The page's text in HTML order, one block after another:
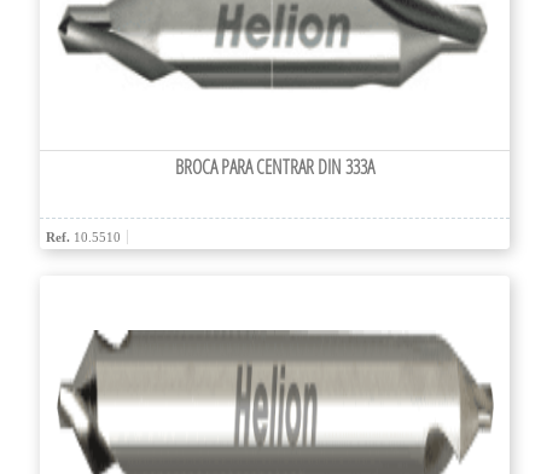
BROCA PARA CENTRAR DIN 333A
Ref. 10.5510